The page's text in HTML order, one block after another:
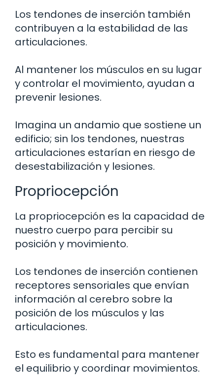
Los tendones de inserción también
contribuyen a la estabilidad de las
articulaciones.
Al mantener los músculos en su lugar
y controlar el movimiento, ayudan a
prevenir lesiones.
Imagina un andamio que sostiene un
edificio; sin los tendones, nuestras
articulaciones estarían en riesgo de
desestabilización y lesiones.
Propriocepción
La propriocepción es la capacidad de
nuestro cuerpo para percibir su
posición y movimiento.
Los tendones de inserción contienen
receptores sensoriales que envían
información al cerebro sobre la
posición de los músculos y las
articulaciones.
Esto es fundamental para mantener
el equilibrio y coordinar movimientos.